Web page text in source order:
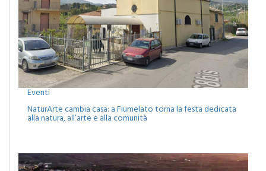
Eventi
NaturArte cambia casa: a Fiumelato torna la festa dedicata